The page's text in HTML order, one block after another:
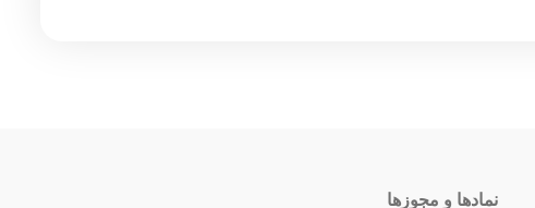
نمادها و مجوزها